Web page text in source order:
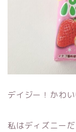
デイジー！かわ
私はディズニー